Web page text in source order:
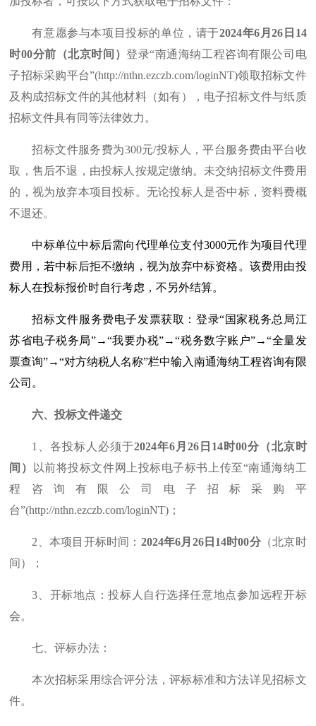
有意愿参与本项目投标的单位，请于2024年6 月26 日 14
时00分前（北京时间）登录“南通海纳工程咨询有限公司电
子招标采购平台”(http://nthn.ezczb.com/loginNT)领取招标文件
及构成招标文件的其他材料（如有），电子招标文件与纸质
招标文件具有同等法律效力。
招标文件服务费为300元/投标人，平台服务费由平台收
取，售后不退，由投标人按规定缴纳。未交纳招标文件费用
的，视为放弃本项目投标。无论投标人是否中标，资料费概
不退还。
中标单位中标后需向代理单位支付3000元作为项目代理
费用，若中标后拒不缴纳，视为放弃中标资格。该费用由投
标人在投标报价时自行考虑，不另外结算。
招标文件服务费电子发票获取：登录“国家税务总局江
苏省电子税务局”→“我要办税”→“税务数字账户”→“全量发
票查询”→“对方纳税人名称”栏中输入南通海纳工程咨询有限
公司。
六、投标文件递交
1 、各投标人必须于2024年6 月 26日 14时00分（北京时
间）
以前将投标文件网上投标电子标书上传至“南通海纳工
程咨询有限公司电子招标采购平
台”(http://nthn.ezczb.com/loginNT) ；
2 、本项目开标时间： 2024年6月 26日 14时00分（北京时
间）；
3 、开标地点：投标人自行选择任意地点参加远程开标
会。
七、评标办法：
本次招标采用综合评分法，评标标准和方法详见招标文
件。